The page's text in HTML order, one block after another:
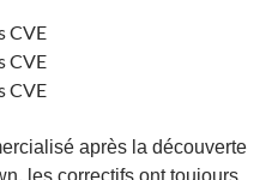
CVE
CVE
CVE
après la découverte